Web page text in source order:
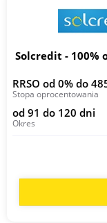
Solcredit - 100%
RRSO od 0% do
Stopa oprocentowania
od 91 do 120 dni
Okres